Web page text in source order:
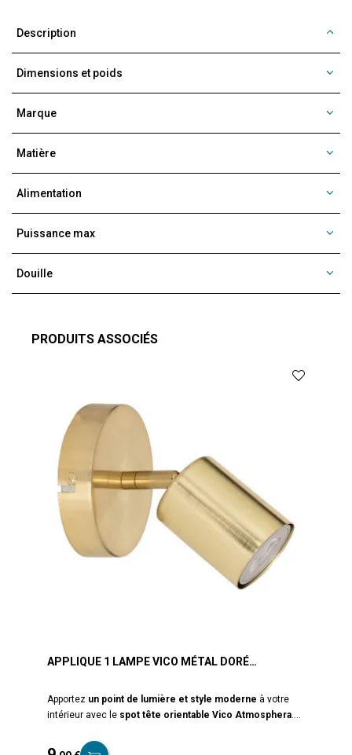
Description
Dimensions et poids
Marque
Matière
Alimentation
Puissance max
Douille
PRODUITS ASSOCIÉS
APPLIQUE 1 LAMPE VICO MÉTAL DORÉ
Apportez un point de lumière et style moderne à votre
intérieur avec le spot tête orientable Vico Atmosphera.
permettent de diriger la lumière exactement là où vous en